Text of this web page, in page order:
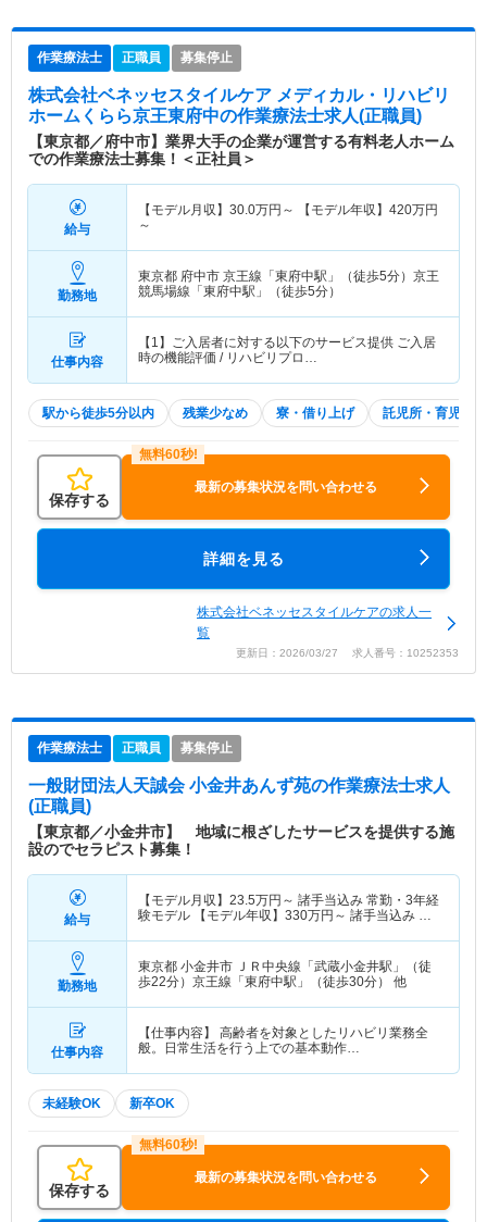
作業療法士 正職員 募集停止
株式会社ベネッセスタイルケア メディカル・リハビリ
ホームくらら京王東府中の作業療法士求人(正職員)
【東京都／府中市】業界大手の企業が運営する有料老人ホーム
での作業療法士募集！＜正社員＞
給与
【モデル月収】 30.0万円～ 【モデル年収】 420万円
～
勤務地
東京都 府中市 京王線「東府中駅」（徒歩5分）京王
競馬場線「東府中駅」（徒歩5分）
仕事内容
【1】ご入居者に対する以下のサービス提供 ご入居
時の機能評価 / リハビリプロ…
駅から徒歩5分以内 残業少なめ 寮・借り上げ 託児所・育児補助
保存する
最新の募集状況を問い合わせる
詳細を見る
株式会社ベネッセスタイルケアの求人一
覧
更新日：2026/03/27 求人番号：10252353
作業療法士 正職員 募集停止
一般財団法人天誠会 小金井あんず苑の作業療法士求人
(正職員)
【東京都／小金井市】 地域に根ざしたサービスを提供する施
設のでセラピスト募集！
給与
【モデル月収】 23.5万円～ 諸手当込み 常勤・3年経
験モデル 【モデル年収】 330万円～ 諸手当込み 常
勤務地
東京都 小金井市 ＪＲ中央線「武蔵小金井駅」（徒
歩22分）京王線「東府中駅」（徒歩30分） 他
仕事内容
【仕事内容】 高齢者を対象としたリハビリ業務全
般。日常生活を行う上での基本動作…
未経験OK 新卒OK
保存する
最新の募集状況を問い合わせる